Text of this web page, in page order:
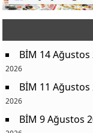
BİM 14
2026
BİM 11
2026
BİM 9 Ağustos